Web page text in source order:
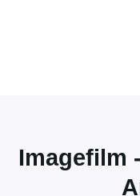
Imagefilm